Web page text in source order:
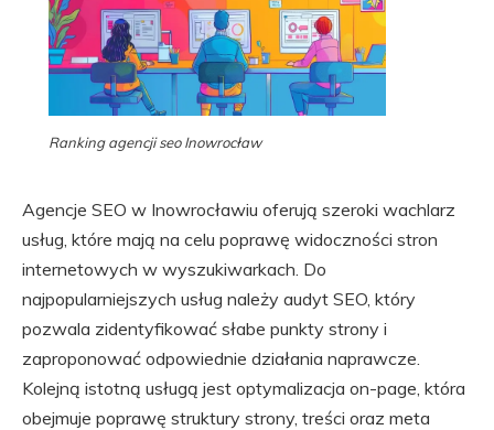
Ranking agencji seo Inowrocław
Agencje SEO w Inowrocławiu oferują szeroki wachlarz
usług, które mają na celu poprawę widoczności stron
internetowych w wyszukiwarkach. Do
najpopularniejszych usług należy audyt SEO, który
pozwala zidentyfikować słabe punkty strony i
zaproponować odpowiednie działania naprawcze.
Kolejną istotną usługą jest optymalizacja on-page, która
obejmuje poprawę struktury strony, treści oraz meta